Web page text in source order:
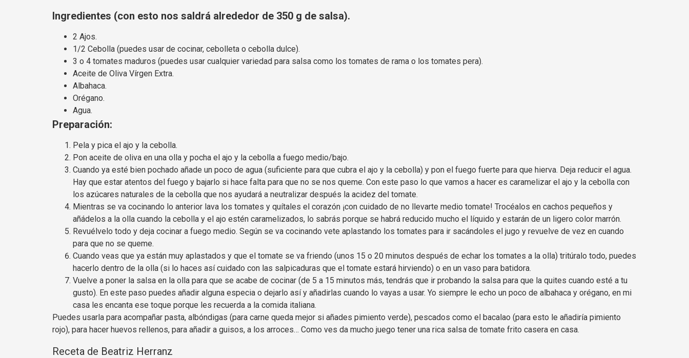
Ingredientes (con esto nos saldrá alrededor de 350 g de salsa).
2 Ajos.
1/2 Cebolla (puedes usar de cocinar, cebolleta o cebolla dulce).
3 o 4 tomates maduros (puedes usar cualquier variedad para salsa como los tomates de rama o los tomates pera).
Aceite de Oliva Vírgen Extra.
Albahaca.
Orégano.
Agua.
Preparación:
Pela y pica el ajo y la cebolla.
Pon aceite de oliva en una olla y pocha el ajo y la cebolla a fuego medio/bajo.
Cuando ya esté bien pochado añade un poco de agua (suficiente para que cubra el ajo y la cebolla) y pon el fuego fuerte para que hierva. Deja reducir el agua.
Hay que estar atentos del fuego y bajarlo si hace falta para que no se nos queme. Con este paso lo que vamos a hacer es caramelizar el ajo y la cebolla con
los azúcares naturales de la cebolla que nos ayudará a neutralizar después la acidez del tomate.
Mientras se va cocinando lo anterior lava los tomates y quítales el corazón ¡con cuidado de no llevarte medio tomate! Trocéalos en cachos pequeños y
añádelos a la olla cuando la cebolla y el ajo estén caramelizados, lo sabrás porque se habrá reducido mucho el líquido y estarán de un ligero color marrón.
Revuélvelo todo y deja cocinar a fuego medio. Según se va cocinando vete aplastando los tomates para ir sacándoles el jugo y revuelve de vez en cuando
para que no se queme.
Cuando veas que ya están muy aplastados y que el tomate se va friendo (unos 15 o 20 minutos después de echar los tomates a la olla) tritúralo todo, puedes
hacerlo dentro de la olla (si lo haces así cuidado con las salpicaduras que el tomate estará hirviendo) o en un vaso para batidora.
Vuelve a poner la salsa en la olla para que se acabe de cocinar (de 5 a 15 minutos más, tendrás que ir probando la salsa para que la quites cuando esté a tu
gusto). En este paso puedes añadir alguna especia o dejarlo así y añadirlas cuando lo vayas a usar. Yo siempre le echo un poco de albahaca y orégano, en mi
casa les encanta ese toque porque les recuerda a la comida italiana.
Puedes usarla para acompañar pasta, albóndigas (para carne queda mejor si añades pimiento verde), pescados como el bacalao (para esto le añadiría pimiento
rojo), para hacer huevos rellenos, para añadir a guisos, a los arroces… Como ves da mucho juego tener una rica salsa de tomate frito casera en casa.
Receta de Beatriz Herranz